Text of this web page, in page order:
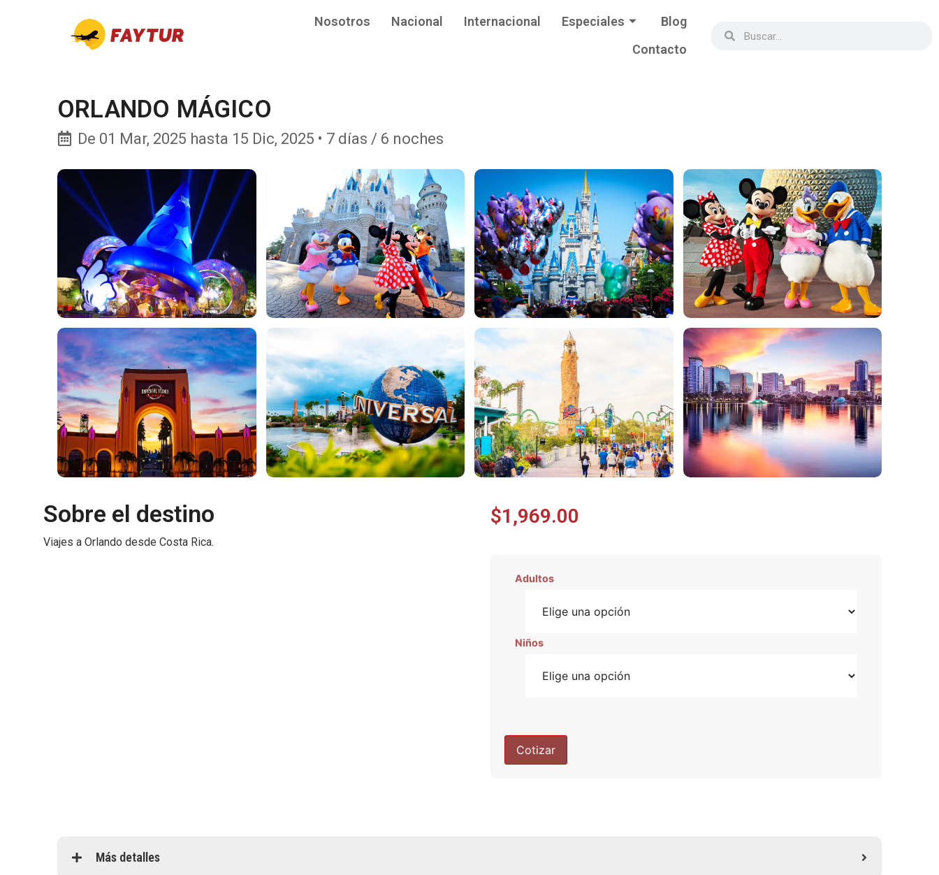
Nosotros Nacional Internacional Especiales
Blog
Contacto
ORLANDO MÁGICO
De 01 Mar, 2025 hasta 15 Dic, 2025 • 7 días / 6 noches
Sobre el destino
Viajes a Orlando desde Costa Rica.
$1,969.00
Adultos
Niños
Cotizar
Más detalles